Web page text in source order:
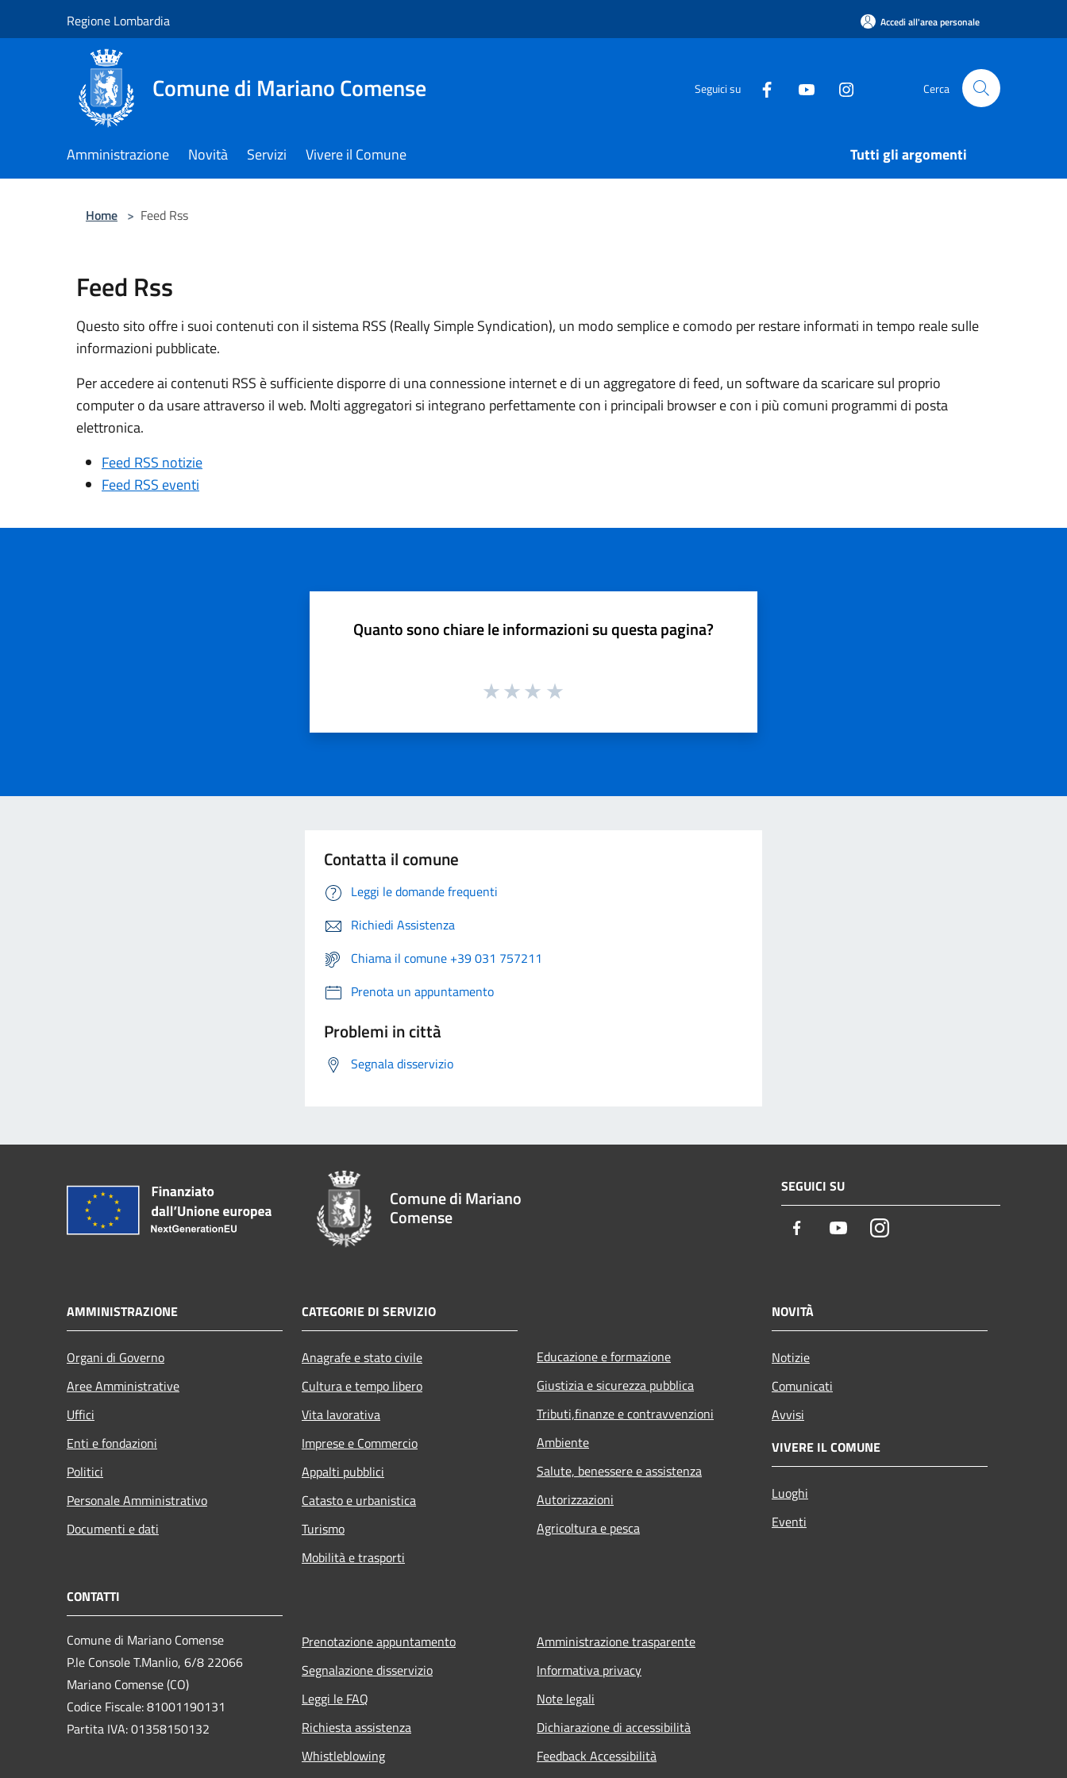
Regione Lombardia Accedi all'area personale
Comune di Mariano Comense Seguici su Cerca
Amministrazione Novità Servizi Vivere il Comune Tutti gli argomenti
Home > Feed Rss
Feed Rss
Questo sito offre i suoi contenuti con il sistema RSS (Really Simple Syndication), un modo semplice e comodo per restare informati in tempo reale sulle
informazioni pubblicate.
Per accedere ai contenuti RSS è sufficiente disporre di una connessione internet e di un aggregatore di feed, un software da scaricare sul proprio
computer o da usare attraverso il web. Molti aggregatori si integrano perfettamente con i principali browser e con i più comuni programmi di posta
elettronica.
Feed RSS notizie
Feed RSS eventi
Quanto sono chiare le informazioni su questa pagina?
Contatta il comune
Leggi le domande frequenti
Richiedi Assistenza
Chiama il comune +39 031 757211
Prenota un appuntamento
Problemi in città
Segnala disservizio
Comune di Mariano
Comense
SEGUICI SU
Facebook YoutubeInstagram
AMMINISTRAZIONE
Organi di Governo
Aree Amministrative
Uffici
Enti e fondazioni
Politici
Personale Amministrativo
Documenti e dati
CATEGORIE DI SERVIZIO
Anagrafe e stato civile
Cultura e tempo libero
Vita lavorativa
Imprese e Commercio
Appalti pubblici
Catasto e urbanistica
Turismo
Mobilità e trasporti
Educazione e formazione
Giustizia e sicurezza pubblica
Tributi,finanze e contravvenzioni
Ambiente
Salute, benessere e assistenza
Autorizzazioni
Agricoltura e pesca
NOVITÀ
Notizie
Comunicati
Avvisi
VIVERE IL COMUNE
Luoghi
Eventi
CONTATTI
Comune di Mariano Comense
P.le Console T.Manlio, 6/8 22066
Mariano Comense (CO)
Codice Fiscale: 81001190131
Partita IVA: 01358150132
Prenotazione appuntamento
Segnalazione disservizio
Leggi le FAQ
Richiesta assistenza
Whistleblowing
Amministrazione trasparente
Informativa privacy
Note legali
Dichiarazione di accessibilità
Feedback Accessibilità